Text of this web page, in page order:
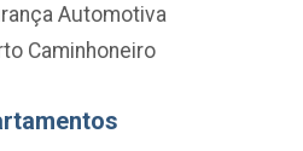
Automotiva
Caminhoneiro